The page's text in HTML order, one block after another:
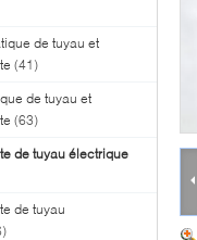
de tuyau et
(41)
de tuyau et
(63)
de tuyau électrique
de tuyau